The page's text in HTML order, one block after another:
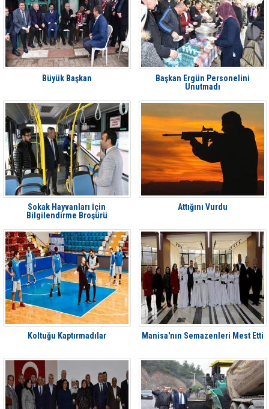
Büyük Başkan
Başkan Ergün Personelini
Unutmadı
Sokak Hayvanları İçin
Bilgilendirme Broşürü
Attığını Vurdu
Koltuğu Kaptırmadılar Manisa'nın Semazenleri Mest Etti